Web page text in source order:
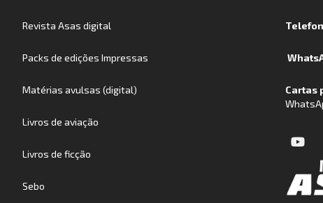
Revista Asas digital
Packs de edições Impressas
Matérias avulsas (digital)
Livros de aviação
Livros de ficção
Sebo
Cartas